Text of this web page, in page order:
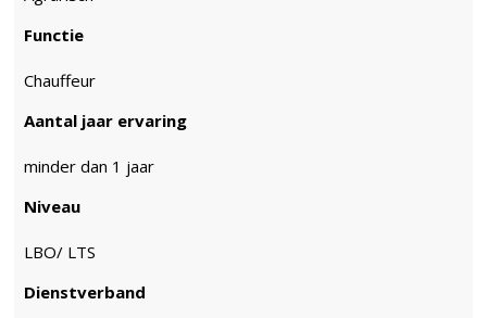
Functie
Chauffeur
Aantal jaar ervaring
minder dan 1 jaar
Niveau
LBO/ LTS
Dienstverband